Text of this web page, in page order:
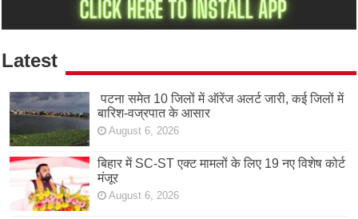
Latest
पटना समेत 10 जिलों में ऑरेंज अलर्ट जारी, कई जिलों में
बारिश-वज्रपात के आसार
August 6, 2026
बिहार में SC-ST एक्ट मामलों के लिए 19 नए विशेष कोर्ट
मंजूर
August 6, 2026